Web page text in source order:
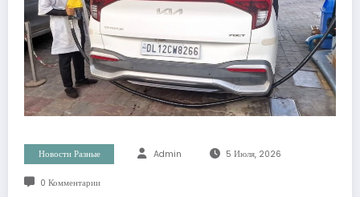
Новости Разные Admin 5 Июля, 2026
0 Комментарии